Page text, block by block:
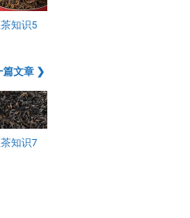
知识5
篇文章 ❯
知识7